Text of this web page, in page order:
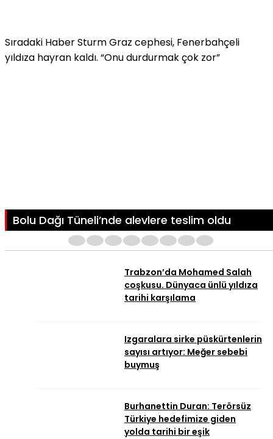
Sıradaki HaberSturm Graz cephesi, Fenerbahçeli
yıldıza hayran kaldı. “Onu durdurmak çok zor”
Bolu Dağı Tüneli’nde alevlere teslim oldu
Trabzon’da Mohamed Salah
coşkusu. Dünyaca ünlü yıldıza
tarihi karşılama
Izgaralara sirke püskürtenlerin
sayısı artıyor: Meğer sebebi
buymuş
Burhanettin Duran: Terörsüz
Türkiye hedefimize giden
yolda tarihi bir eşik